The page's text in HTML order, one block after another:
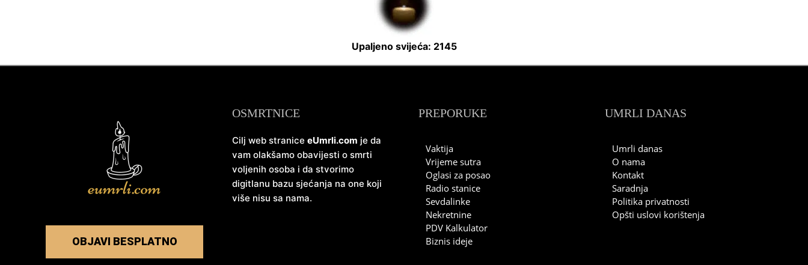
Upaljeno svijeća: 2145
OBJAVI BESPLATNO
OSMRTNICE
Cilj web stranice eUmrli.com je da
vam olakšamo obavijesti o smrti
voljenih osoba i da stvorimo
digitlanu bazu sjećanja na one koji
više nisu sa nama.
PREPORUKE
Vaktija
Vrijeme sutra
Oglasi za posao
Radio stanice
Sevdalinke
Nekretnine
PDV Kalkulator
Biznis ideje
UMRLI DANAS
Umrli danas
O nama
Kontakt
Saradnja
Politika privatnosti
Opšti uslovi korištenja